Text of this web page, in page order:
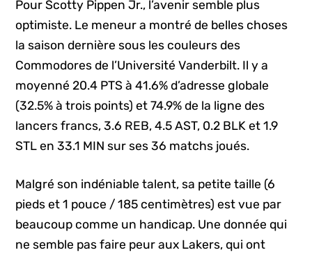
Pour Scotty Pippen Jr., l’avenir semble plus
optimiste. Le meneur a montré de belles choses
la saison dernière sous les couleurs des
Commodores de l’Université Vanderbilt. Il y a
moyenné 20.4 PTS à 41.6% d’adresse globale
(32.5% à trois points) et 74.9% de la ligne des
lancers francs, 3.6 REB, 4.5 AST, 0.2 BLK et 1.9
STL en 33.1 MIN sur ses 36 matchs joués.
Malgré son indéniable talent, sa petite taille (6
pieds et 1 pouce / 185 centimètres) est vue par
beaucoup comme un handicap. Une donnée qui
ne semble pas faire peur aux Lakers, qui ont